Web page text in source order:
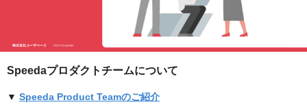
Speedaプロダクトチームについて
▼ Speeda Product Teamのご紹介